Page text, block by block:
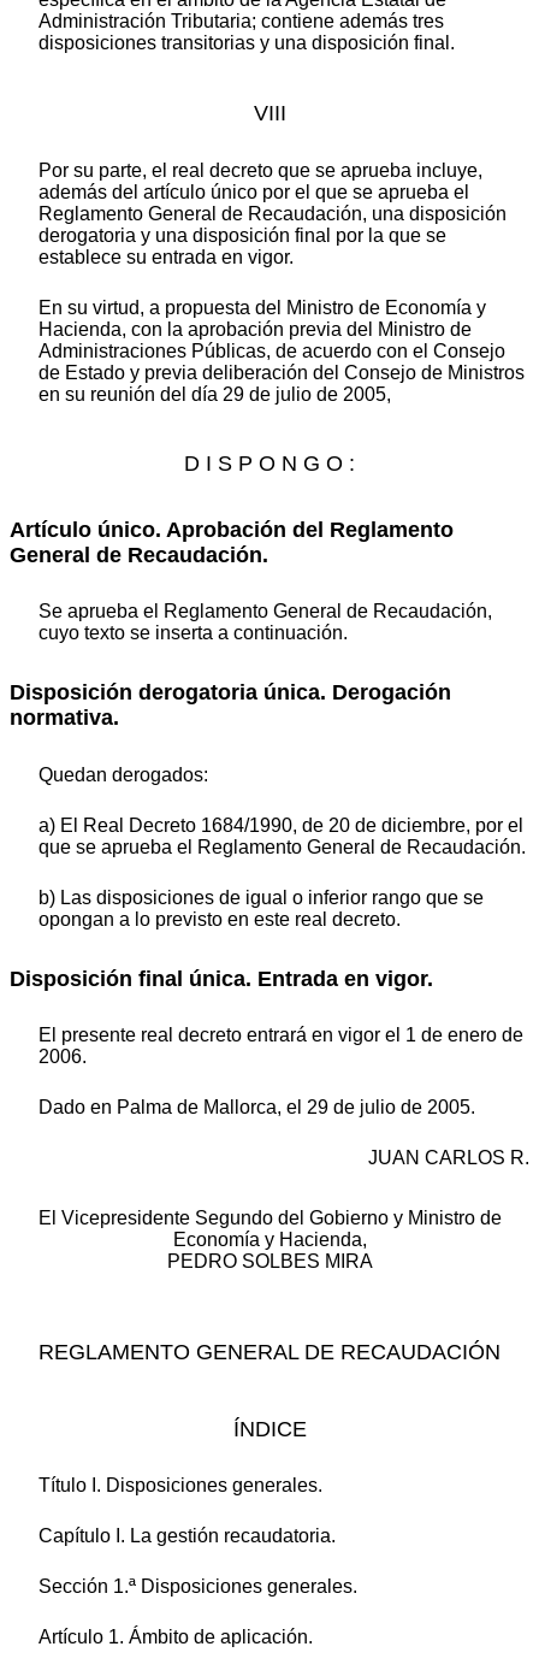
Administración Tributaria; contiene además tres
disposiciones transitorias y una disposición final.
VIII
Por su parte, el real decreto que se aprueba incluye,
además del artículo único por el que se aprueba el
Reglamento General de Recaudación, una disposición
derogatoria y una disposición final por la que se
establece su entrada en vigor.
En su virtud, a propuesta del Ministro de Economía y
Hacienda, con la aprobación previa del Ministro de
Administraciones Públicas, de acuerdo con el Consejo
de Estado y previa deliberación del Consejo de Ministros
en su reunión del día 29 de julio de 2005,
D I S P O N G O :
Artículo único. Aprobación del Reglamento
General de Recaudación.
Se aprueba el Reglamento General de Recaudación,
cuyo texto se inserta a continuación.
Disposición derogatoria única. Derogación
normativa.
Quedan derogados:
a) El Real Decreto 1684/1990, de 20 de diciembre, por el
que se aprueba el Reglamento General de Recaudación.
b) Las disposiciones de igual o inferior rango que se
opongan a lo previsto en este real decreto.
Disposición final única. Entrada en vigor.
El presente real decreto entrará en vigor el 1 de enero de
2006.
Dado en Palma de Mallorca, el 29 de julio de 2005.
JUAN CARLOS R.
El Vicepresidente Segundo del Gobierno y Ministro de
Economía y Hacienda,
PEDRO SOLBES MIRA
REGLAMENTO GENERAL DE RECAUDACIÓN
ÍNDICE
Título I. Disposiciones generales.
Capítulo I. La gestión recaudatoria.
Sección 1.ª Disposiciones generales.
Artículo 1. Ámbito de aplicación.